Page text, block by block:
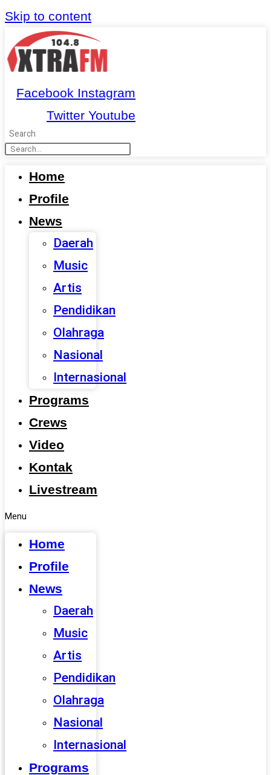
Skip to content
Facebook Instagram
Twitter Youtube
Search
Home
Profile
News
Daerah
Music
Artis
Pendidikan
Olahraga
Nasional
Internasional
Programs
Crews
Video
Kontak
Livestream
Menu
Home
Profile
News
Daerah
Music
Artis
Pendidikan
Olahraga
Nasional
Internasional
Programs